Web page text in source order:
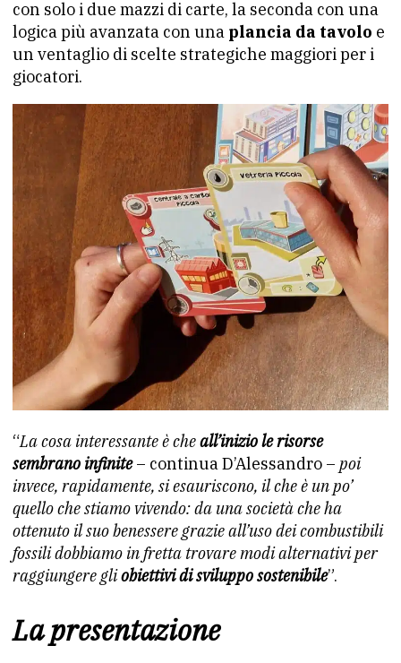
con solo i due mazzi di carte, la seconda con una
logica più avanzata con una plancia da tavolo e
un ventaglio di scelte strategiche maggiori per i
giocatori.
“La cosa interessante è cheall’inizio le risorse
sembrano infinite– continua D’Alessandro – poi
invece, rapidamente, si esauriscono, il che è un po’
quello che stiamo vivendo: da una società che ha
ottenuto il suo benessere grazie all’uso dei combustibili
fossili dobbiamo in fretta trovare modi alternativi per
raggiungere gliobiettivi di sviluppo sostenibile”.
La presentazione